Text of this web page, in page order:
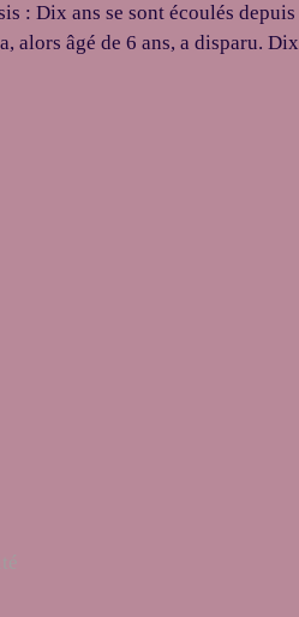
: Dix ans se sont écoulés
alors âgé de 6 ans, a disparu.